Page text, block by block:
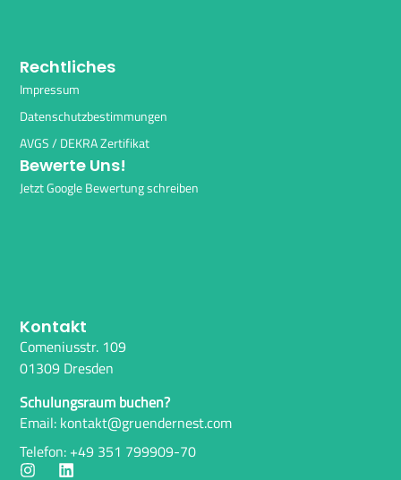
Rechtliches
Impressum
Datenschutzbestimmungen
AVGS / DEKRA Zertifikat
Bewerte Uns!
Jetzt Google Bewertung schreiben
Kontakt
Comeniusstr. 109
01309 Dresden
Schulungsraum buchen?
Email: kontakt@gruendernest.com
Telefon: +49 351 799909-70